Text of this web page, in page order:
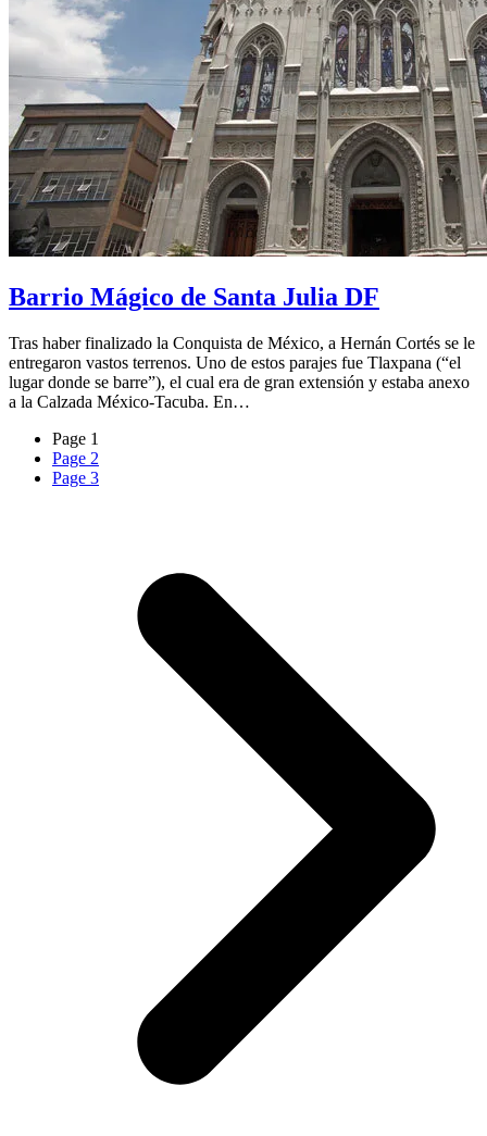
Barrio Mágico de Santa Julia DF
Tras haber finalizado la Conquista de México, a Hernán Cortés se le
entregaron vastos terrenos. Uno de estos parajes fue Tlaxpana (“el
lugar donde se barre”), el cual era de gran extensión y estaba anexo
a la Calzada México-Tacuba. En…
Page 1
Page 2
Page 3